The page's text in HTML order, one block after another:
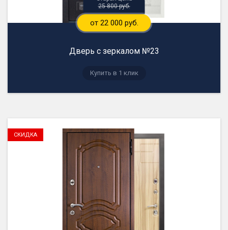
25 800 руб.
от 22 000 руб.
Дверь с зеркалом №23